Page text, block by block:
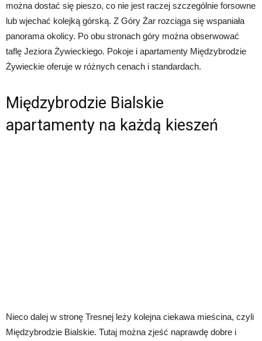
można dostać się pieszo, co nie jest raczej szczególnie forsowne
lub wjechać kolejką górską. Z Góry Żar rozciąga się wspaniała
panorama okolicy. Po obu stronach góry można obserwować
taflę Jeziora Żywieckiego. Pokoje i apartamenty Międzybrodzie
Żywieckie oferuje w różnych cenach i standardach.
Międzybrodzie Bialskie
apartamenty na każdą kieszeń
Nieco dalej w stronę Tresnej leży kolejna ciekawa mieścina, czyli
Międzybrodzie Bialskie. Tutaj można zjeść naprawdę dobre i